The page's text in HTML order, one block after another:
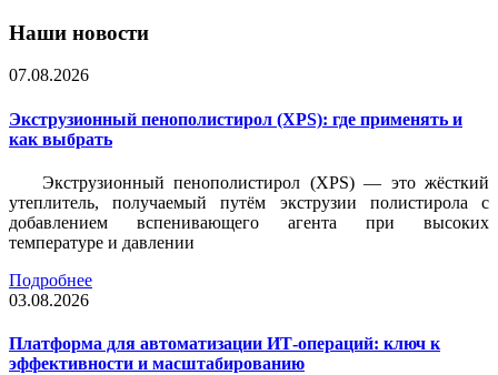
Наши новости
07.08.2026
Экструзионный пенополистирол (XPS): где применять и
как выбрать
Экструзионный пенополистирол (XPS) — это жёсткий
утеплитель, получаемый путём экструзии полистирола с
добавлением вспенивающего агента при высоких
температуре и давлении
Подробнее
03.08.2026
Платформа для автоматизации ИТ-операций: ключ к
эффективности и масштабированию